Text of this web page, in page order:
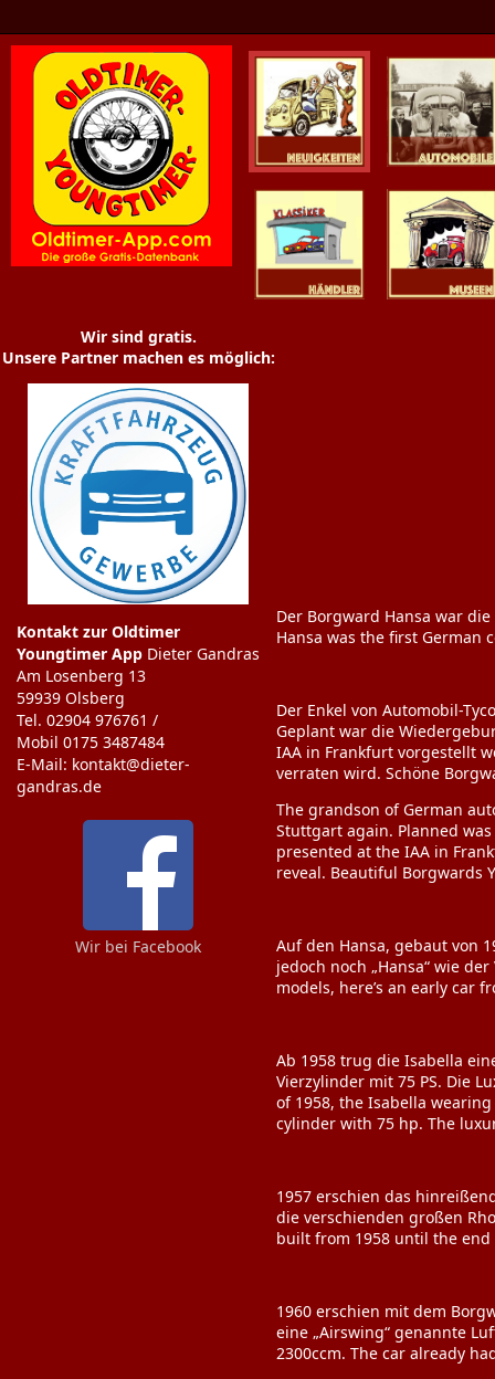
Youngtimer
Wir sind gratis.
Unsere Partner machen es möglich:
Kontakt zur Oldtimer
Youngtimer App Dieter Gandras
Am Losenberg 13
59939 Olsberg
Tel. 02904 976761 /
Mobil 0175 3487484
E-Mail: kontakt@dieter-
gandras.de
Wir bei Facebook
Der Borgward Hansa war
Hansa was the first German
Der Enkel von Automobil-
Geplant war die
IAA in Frankfurt vorgestellt
verraten wird. Schöne
The grandson of German
Stuttgart again. Planned
presented at the IAA in
reveal. Beautiful Borgwards
Auf den Hansa, gebaut von
jedoch noch „Hansa“ wie
models, here’s an early car
Ab 1958 trug die Isabella
Vierzylinder mit 75 PS. Die
of 1958, the Isabella
cylinder with 75 hp. The
1957 erschien das
die verschienden großen
built from 1958 until the end
1960 erschien mit dem
eine „Airswing“ genannte
2300ccm. The car already